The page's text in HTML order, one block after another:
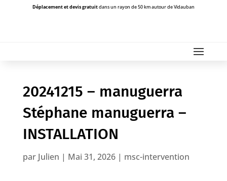
Déplacement et devis gratuitdans un rayon de 50 km autour de Vidauban
20241215 – manuguerra
Stéphane manuguerra –
INSTALLATION
par Julien | Mai 31, 2026| msc-intervention